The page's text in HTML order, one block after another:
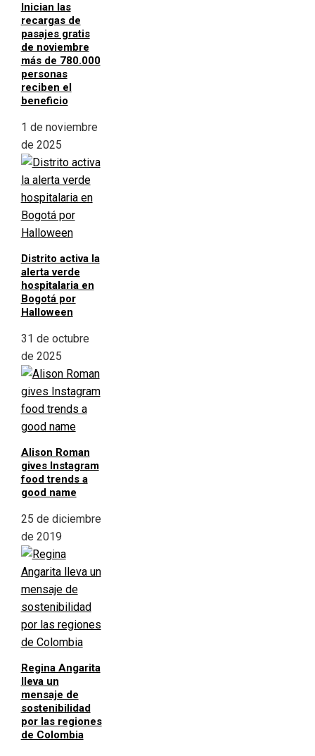
Inician las
recargas de
pasajes gratis
de noviembre
más de 780.000
personas
reciben el
beneficio
1 de noviembre
de 2025
Distrito activa la
alerta verde
hospitalaria en
Bogotá por
Halloween
31 de octubre
de 2025
Alison Roman
gives Instagram
food trends a
good name
25 de diciembre
de 2019
Regina Angarita
lleva un
mensaje de
sostenibilidad
por las regiones
de Colombia